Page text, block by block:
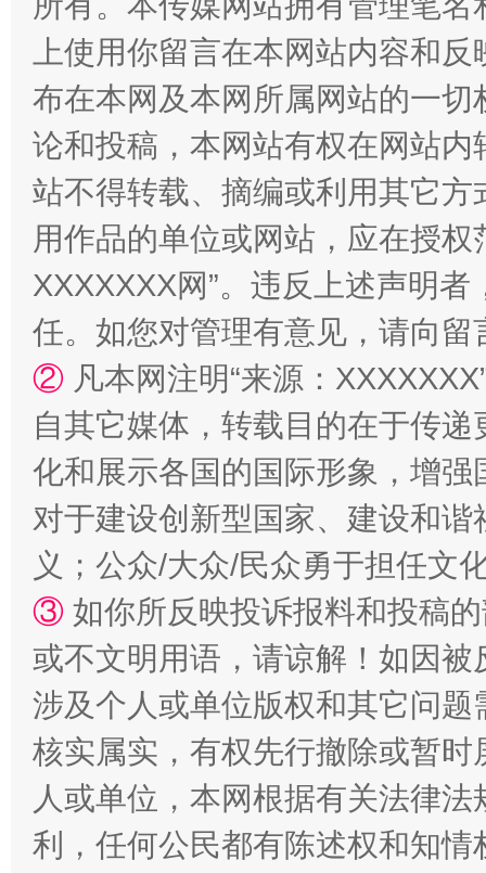
如何以同查同治破解风腐交织难题 养老服
一颗心始终滚烫 还
上使用你留言在本网站内容和
布在本网及本网所属网站的一
论和投稿，本网站有权在网站
站不得转载、摘编或利用其它
用作品的单位或网站，应在授
XXXXXXX网”。违反上述声明
任。如您对管理有意见，请向
② 凡本网注明“来源：
自其它媒体，转载目的在于传
化和展示各国的国际形象，增
对于建设创新型国家、建设和
义；公众/大众/民众勇于担任文
③ 如你所反映投诉报料和投稿
或不文明用语，请谅解！如因
涉及个人或单位版权和其它问题
核实属实，有权先行撤除或暂
人或单位，本网根据有关法律
利，任何公民都有陈述权和知情